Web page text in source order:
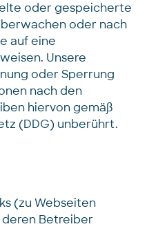
oder gespeicherte
oder nach
auf eine
Unsere
oder Sperrung
nach den
hiervon gemäß
(DDG) unberührt.
(zu Webseiten
deren Betreiber